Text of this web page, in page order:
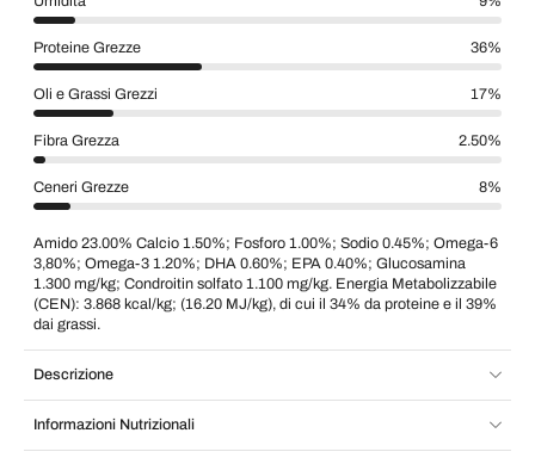
Proteine Grezze 36%
Oli e Grassi Grezzi 17%
Fibra Grezza 2.50%
Ceneri Grezze 8%
Amido 23.00% Calcio 1.50%; Fosforo 1.00%; Sodio 0.45%; Omega-6
3,80%; Omega-3 1.20%; DHA 0.60%; EPA 0.40%; Glucosamina
1.300 mg/kg; Condroitin solfato 1.100 mg/kg. Energia Metabolizzabile
(CEN): 3.868 kcal/kg; (16.20 MJ/kg), di cui il 34% da proteine e il 39%
dai grassi.
Descrizione
Informazioni Nutrizionali